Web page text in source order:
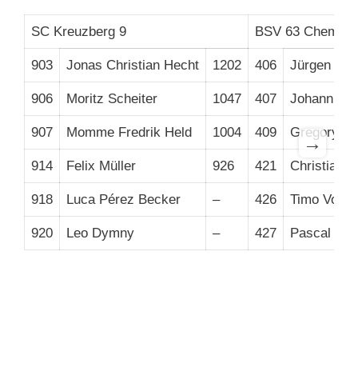
SC Kreuzberg 9 BSV 63 Chemie
903 Jonas Christian Hecht 1202 406 Jürgen Lux
906 Moritz Scheiter 1047 407 Johann
907 Momme Fredrik Held 1004 409 Gregory
914 Felix Müller 926 421 Christian
918 Luca Pérez Becker – 426 Timo
920 Leo Dymny – 427 Pascal
→